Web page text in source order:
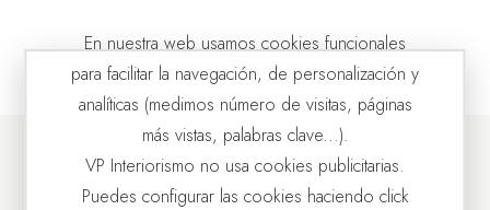
En nuestra web usamos cookies funcionales
para facilitar la navegación, de personalización y
analíticas (medimos número de visitas, páginas
más vistas, palabras clave...).
VP Interiorismo no usa cookies publicitarias.
Puedes configurar las cookies haciendo click